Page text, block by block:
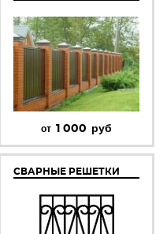
от 1 000 руб
СВАРНЫЕ РЕШЕТКИ